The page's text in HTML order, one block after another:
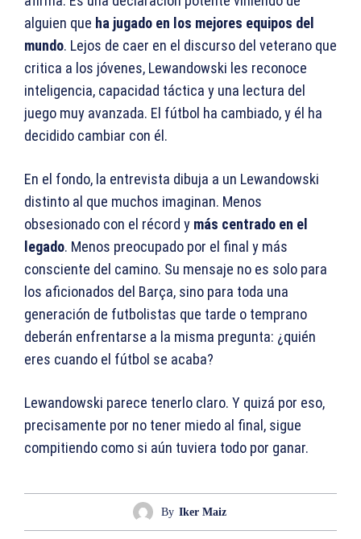
alguien que ha jugado en los mejores equipos del
mundo. Lejos de caer en el discurso del veterano que
critica a los jóvenes, Lewandowski les reconoce
inteligencia, capacidad táctica y una lectura del
juego muy avanzada. El fútbol ha cambiado, y él ha
decidido cambiar con él.
En el fondo, la entrevista dibuja a un Lewandowski
distinto al que muchos imaginan. Menos
obsesionado con el récord y más centrado en el
legado. Menos preocupado por el final y más
consciente del camino. Su mensaje no es solo para
los aficionados del Barça, sino para toda una
generación de futbolistas que tarde o temprano
deberán enfrentarse a la misma pregunta: ¿quién
eres cuando el fútbol se acaba?
Lewandowski parece tenerlo claro. Y quizá por eso,
precisamente por no tener miedo al final, sigue
compitiendo como si aún tuviera todo por ganar.
By Iker Maiz